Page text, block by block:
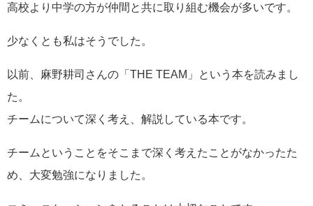
高校より中学の方が仲間と共に取り組む機会が多いです。
少なくとも私はそうでした。
以前、麻野耕司さんの「 THE TEAM 」という本を読みまし
た。
チームについて深く考え、解説している本です。
チームということをそこまで深く考えたことがなかったた
め、大変勉強になりました。